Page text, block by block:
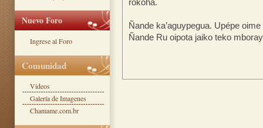
rokoha.
Ñande ka’aguypegua. Upépe
Ñande Ru oipota jaiko teko
Nuevo Foro
Ingrese al Foro
Comunidad
Videos
Galería de Imagenes
Chamame.com.br